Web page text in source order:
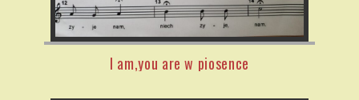
I am,you are w piosence